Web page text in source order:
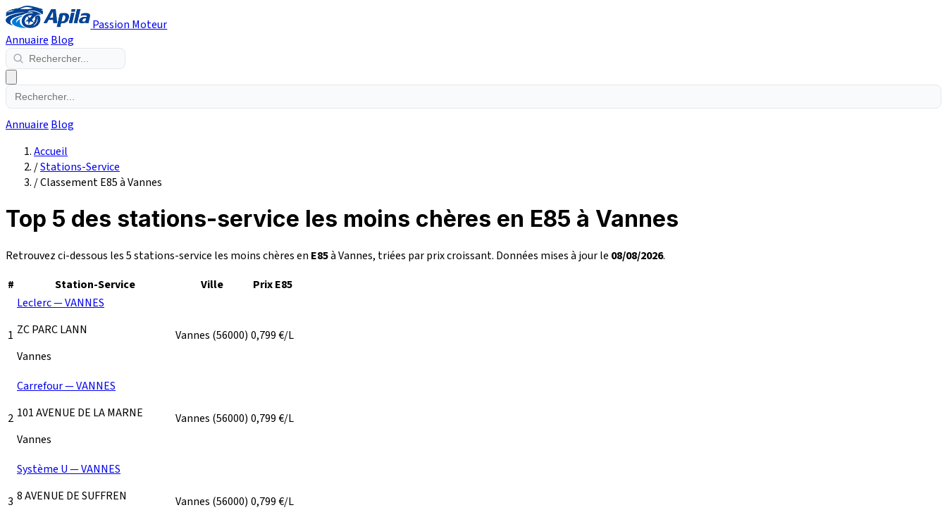
Passion Moteur
Annuaire Blog
Annuaire Blog
Accueil
/Stations-Service
/Classement E85 à Vannes
Top 5 des stations-service les moins chères en E85 à Vannes
Retrouvez ci-dessous les 5 stations-service les moins chères en E85à Vannes, triées par prix croissant. Données mises à jour le 08/08/2026.
#
Station-Service Ville Prix E85
1
Leclerc — VANNES
ZC PARC LANN
Vannes
Vannes (56000) 0,799€/L
2
Carrefour — VANNES
101 AVENUE DE LA MARNE
Vannes
Vannes (56000) 0,799€/L
3
Système U — VANNES
8 AVENUE DE SUFFREN
Vannes (56000) 0,799€/L